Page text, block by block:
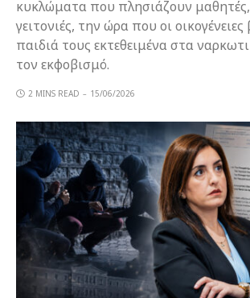
κυκλώματα που πλησιάζουν μαθητές,
γειτονιές, την ώρα που οι
παιδιά τους εκτεθειμένα στα
τον εκφοβισμό.
2 MINS READ 15/06/2026